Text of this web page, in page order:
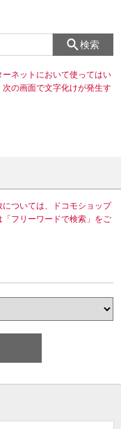
検索
ネットにおいて使ってはい
の画面で文字化けが発生す
については、ドコモショップ
フリーワードで検索」をご